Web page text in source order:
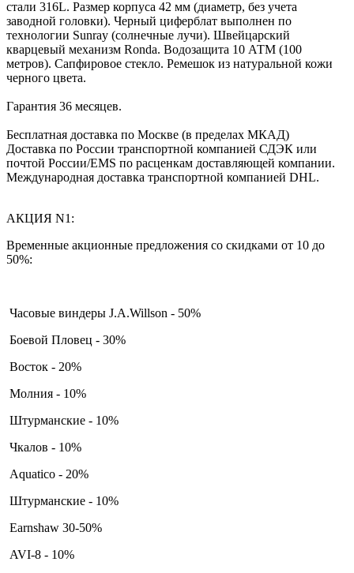
стали 316L. Размер корпуса 42 мм (диаметр, без учета
заводной головки). Черный циферблат выполнен по
технологии Sunray (солнечные лучи). Швейцарский
кварцевый механизм Ronda. Водозащита 10 АТМ (100
метров). Сапфировое стекло. Ремешок из натуральной кожи
черного цвета.
Гарантия 36 месяцев.
Бесплатная доставка по Москве (в пределах МКАД)
Доставка по России транспортной компанией СДЭК или
почтой России/EMS по расценкам доставляющей компании.
Международная доставка транспортной компанией DHL.
АКЦИЯ N1:
Временные акционные предложения со скидками от 10 до
50%:
Часовые виндеры J.A.Willson - 50%
Боевой Пловец - 30%
Восток - 20%
Молния - 10%
Штурманские - 10%
Чкалов - 10%
Aquatico - 20%
Штурманские - 10%
Earnshaw 30-50%
AVI-8 - 10%